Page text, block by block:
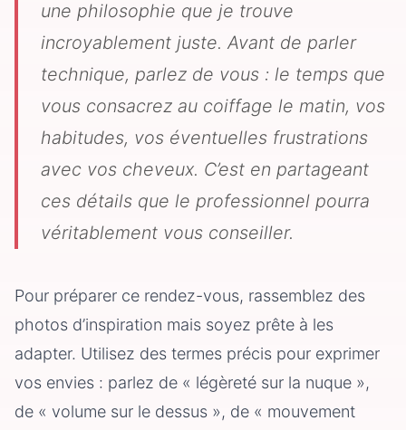
une philosophie que je trouve
incroyablement juste. Avant de parler
technique, parlez de vous : le temps que
vous consacrez au coiffage le matin, vos
habitudes, vos éventuelles frustrations
avec vos cheveux. C’est en partageant
ces détails que le professionnel pourra
véritablement vous conseiller.
Pour préparer ce rendez-vous, rassemblez des
photos d’inspiration mais soyez prête à les
adapter. Utilisez des termes précis pour exprimer
vos envies : parlez de « légèreté sur la nuque »,
de « volume sur le dessus », de « mouvement